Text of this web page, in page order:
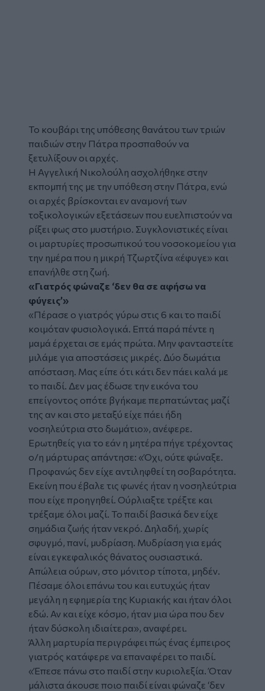
Το κουβάρι της υπόθεσης θανάτου των τριών
παιδιών στην Πάτρα προσπαθούν να
ξετυλίξουν οι αρχές.
Η Αγγελική Νικολούλη ασχολήθηκε στην
εκπομπή της με την υπόθεση στην Πάτρα, ενώ
οι αρχές βρίσκονται εν αναμονή των
τοξικολογικών εξετάσεων που ευελπιστούν να
ρίξει φως στο μυστήριο. Συγκλονιστικές είναι
οι μαρτυρίες προσωπικού του νοσοκομείου για
την ημέρα που η μικρή Τζωρτζίνα «έφυγε» και
επανήλθε στη ζωή.
«Γιατρός φώναζε ‘δεν θα σε αφήσω να
φύγεις’»
«Πέρασε ο γιατρός γύρω στις 6 και το παιδί
κοιμόταν φυσιολογικά. Επτά παρά πέντε η
μαμά έρχεται σε εμάς πρώτα. Μην φανταστείτε
μιλάμε για αποστάσεις μικρές. Δύο δωμάτια
απόσταση. Μας είπε ότι κάτι δεν πάει καλά με
το παιδί. Δεν μας έδωσε την εικόνα του
επείγοντος οπότε βγήκαμε περπατώντας μαζί
της αν και στο μεταξύ είχε πάει ήδη
νοσηλεύτρια στο δωμάτιο», ανέφερε.
Ερωτηθείς για το εάν η μητέρα πήγε τρέχοντας
ο/η μάρτυρας απάντησε: «Όχι, ούτε φώναξε.
Προφανώς δεν είχε αντιληφθεί τη σοβαρότητα.
Εκείνη που έβαλε τις φωνές ήταν η νοσηλεύτρια
που είχε προηγηθεί. Ούρλιαξτε τρέξτε και
τρέξαμε όλοι μαζί. Το παιδί βασικά δεν είχε
σημάδια ζωής ήταν νεκρό. Δηλαδή, χωρίς
σφυγμό, πανί, μυδρίαση. Μυδρίαση για εμάς
είναι εγκεφαλικός θάνατος ουσιαστικά.
Απώλεια ούρων, στο μόνιτορ τίποτα, μηδέν.
Πέσαμε όλοι επάνω του και ευτυχώς ήταν
μεγάλη η εφημερία της Κυριακής και ήταν όλοι
εδώ. Αν και είχε κόσμο, ήταν μια ώρα που δεν
ήταν δύσκολη ιδιαίτερα», αναφέρει.
Άλλη μαρτυρία περιγράφει πώς ένας έμπειρος
γιατρός κατάφερε να επαναφέρει το παιδί.
«Έπεσε πάνω στο παιδί στην κυριολεξία. Όταν
μάλιστα άκουσε ποιο παιδί είναι φώναζε ‘δεν